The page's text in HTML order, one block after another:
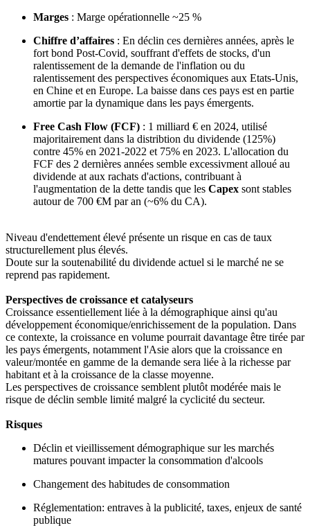
Marges : Marge opérationnelle ~25 %
Chiffre d’affaires : En déclin ces dernières années, après le
fort bond Post-Covid, souffrant d'effets de stocks, d'un
ralentissement de la demande de l'inflation ou du
ralentissement des perspectives économiques aux Etats-Unis,
en Chine et en Europe. La baisse dans ces pays est en partie
amortie par la dynamique dans les pays émergents.
Free Cash Flow (FCF) : 1 milliard € en 2024, utilisé
majoritairement dans la distribtion du dividende (125%)
contre 45% en 2021-2022 et 75% en 2023. L'allocation du
FCF des 2 dernières années semble excessivment alloué au
dividende at aux rachats d'actions, contribuant à
l'augmentation de la dette tandis que les Capex sont stables
autour de 700 €M par an (~6% du CA).
Niveau d'endettement élevé présente un risque en cas de taux
structurellement plus élevés.
Doute sur la soutenabilité du dividende actuel si le marché ne se
reprend pas rapidement.
Perspectives de croissance et catalyseurs
Croissance essentiellement liée à la démographique ainsi qu'au
développement économique/enrichissement de la population. Dans
ce contexte, la croissance en volume pourrait davantage être tirée par
les pays émergents, notamment l'Asie alors que la croissance en
valeur/montée en gamme de la demande sera liée à la richesse par
habitant et à la croissance de la classe moyenne.
Les perspectives de croissance semblent plutôt modérée mais le
risque de déclin semble limité malgré la cyclicité du secteur.
Risques
Déclin et vieillissement démographique sur les marchés
matures pouvant impacter la consommation d'alcools
Changement des habitudes de consommation
Réglementation: entraves à la publicité, taxes, enjeux de santé
publique